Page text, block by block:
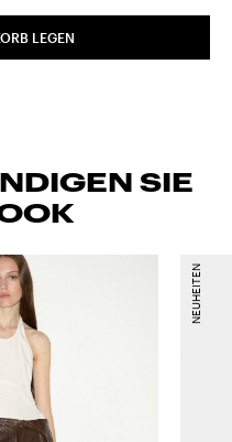
LEGEN
SIE
NEUHEITEN